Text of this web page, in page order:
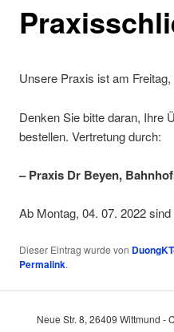
Unsere Praxis ist am
Denken Sie bitte daran, Ihre
bestellen. Vertretung durch:
– Praxis Dr Beyen,
Ab Montag, 04. 07. 2022
Dieser Eintrag wurde von
Permalink.
Neue Str. 8, 26409 Wittmund -